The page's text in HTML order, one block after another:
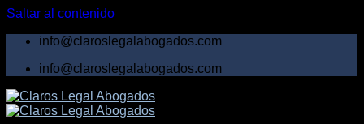
Saltar al contenido
info@claroslegalabogados.com
info@claroslegalabogados.com